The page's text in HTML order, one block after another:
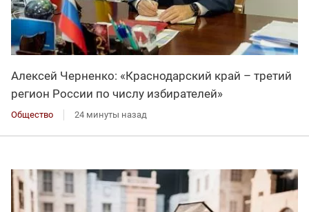
Алексей Черненко: «Краснодарский край – третий
регион России по числу избирателей»
Общество 24 минуты назад